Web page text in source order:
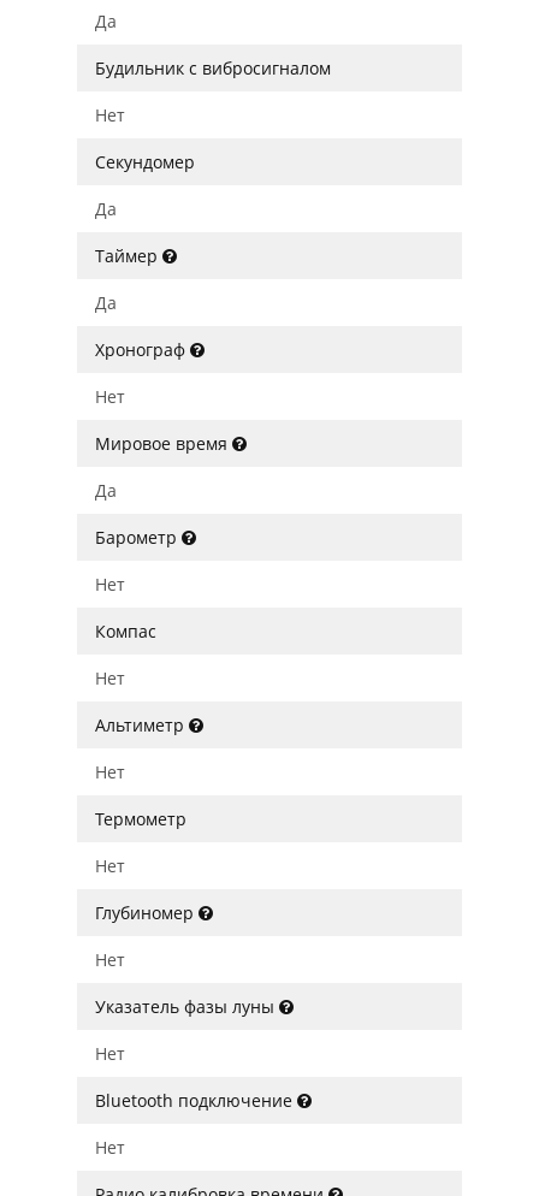
Да
Будильник с вибросигналом
Нет
Секундомер
Да
Таймер
Да
Хронограф
Нет
Мировое время
Да
Барометр
Нет
Компас
Нет
Альтиметр
Нет
Термометр
Нет
Глубиномер
Нет
Указатель фазы луны
Нет
Bluetooth подключение
Нет